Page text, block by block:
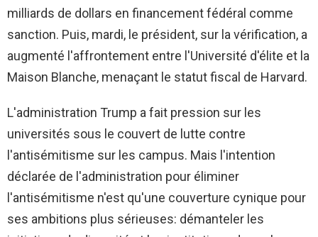
milliards de dollars en financement fédéral comme
sanction. Puis, mardi, le président, sur la vérification, a
augmenté l'affrontement entre l'Université d'élite et la
Maison Blanche, menaçant le statut fiscal de Harvard.
L'administration Trump a fait pression sur les
universités sous le couvert de lutte contre
l'antisémitisme sur les campus. Mais l'intention
déclarée de l'administration pour éliminer
l'antisémitisme n'est qu'une couverture cynique pour
ses ambitions plus sérieuses: démanteler les